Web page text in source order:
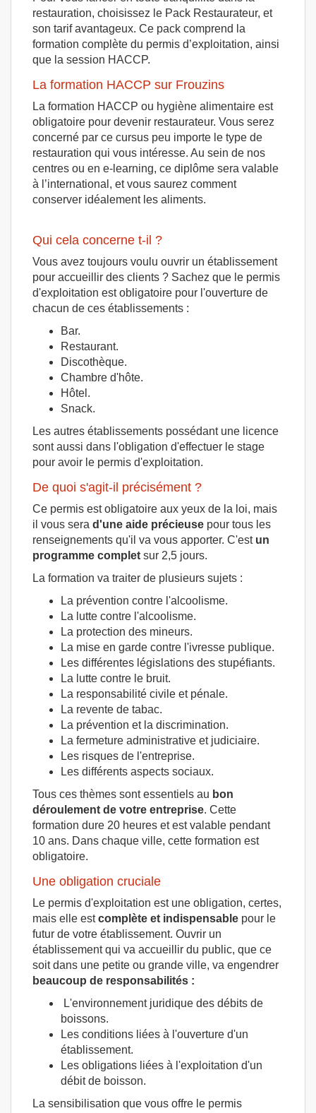
restauration, choisissez le Pack Restaurateur, et
son tarif avantageux. Ce pack comprend la
formation complète du permis d’exploitation, ainsi
que la session HACCP.
La formation HACCP sur Frouzins
La formation HACCP ou hygiène alimentaire est
obligatoire pour devenir restaurateur. Vous serez
concerné par ce cursus peu importe le type de
restauration qui vous intéresse. Au sein de nos
centres ou en e-learning, ce diplôme sera valable
à l’international, et vous saurez comment
conserver idéalement les aliments.
Qui cela concerne t-il ?
Vous avez toujours voulu ouvrir un établissement
pour accueillir des clients ? Sachez que le permis
d'exploitation est obligatoire pour l'ouverture de
chacun de ces établissements :
Bar.
Restaurant.
Discothèque.
Chambre d'hôte.
Hôtel.
Snack.
Les autres établissements possédant une licence
sont aussi dans l'obligation d'effectuer le stage
pour avoir le permis d'exploitation.
De quoi s'agit-il précisément ?
Ce permis est obligatoire aux yeux de la loi, mais
il vous sera d'une aide précieuse pour tous les
renseignements qu'il va vous apporter. C'estun
programme complet sur 2,5 jours.
La formation va traiter de plusieurs sujets :
La prévention contre l'alcoolisme.
La lutte contre l'alcoolisme.
La protection des mineurs.
La mise en garde contre l'ivresse publique.
Les différentes législations des stupéfiants.
La lutte contre le bruit.
La responsabilité civile et pénale.
La revente de tabac.
La prévention et la discrimination.
La fermeture administrative et judiciaire.
Les risques de l'entreprise.
Les différents aspects sociaux.
Tous ces thèmes sont essentiels au bon
déroulement de votre entreprise. Cette
formation dure 20 heures et est valable pendant
10 ans. Dans chaque ville, cette formation est
obligatoire.
Une obligation cruciale
Le permis d'exploitation est une obligation, certes,
mais elle estcomplète et indispensable pour le
futur de votre établissement. Ouvrir un
établissement qui va accueillir du public, que ce
soit dans une petite ou grande ville, va engendrer
beaucoup de responsabilités :
L'environnement juridique des débits de
boissons.
Les conditions liées à l'ouverture d'un
établissement.
Les obligations liées à l'exploitation d'un
débit de boisson.
La sensibilisation que vous offre le permis